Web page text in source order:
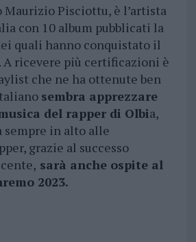
Maurizio Pisciottu, è l’artista
con 10 album pubblicati la
quali hanno conquistato il
A ricevere più certificazioni è
che ne ha ottenute ben
sembra apprezzare
del rapper di Olbia,
sempre in alto alle
grazie al successo
sarà anche ospite al
2023.